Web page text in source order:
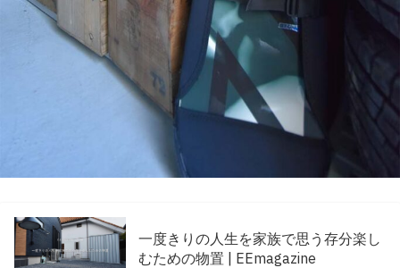
一度きりの人生を家族で思う存分楽し
むための物置 | EEmagazine